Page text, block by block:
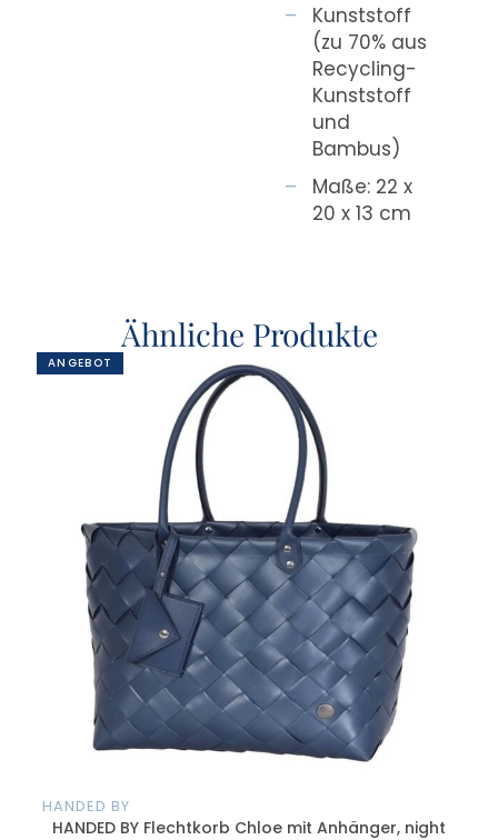
Kunststoff
(zu 70% aus
Recycling-
Kunststoff
und
Bambus)
Maße: 22 x
20 x 13 cm
Ähnliche Produkte
ANGEBOT
HANDED BY
HANDED BY Flechtkorb Chloe mit Anhänger, night